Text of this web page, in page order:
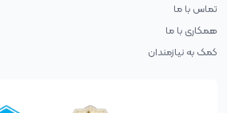
تماس با ما
همکاری با ما
کمک به نیازمندان